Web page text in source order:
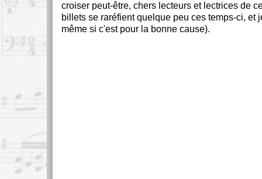
croiser peut-être, chers lecteurs et lectrices de
billets se raréfient quelque peu ces temps-ci, et
même si c'est pour la bonne cause).